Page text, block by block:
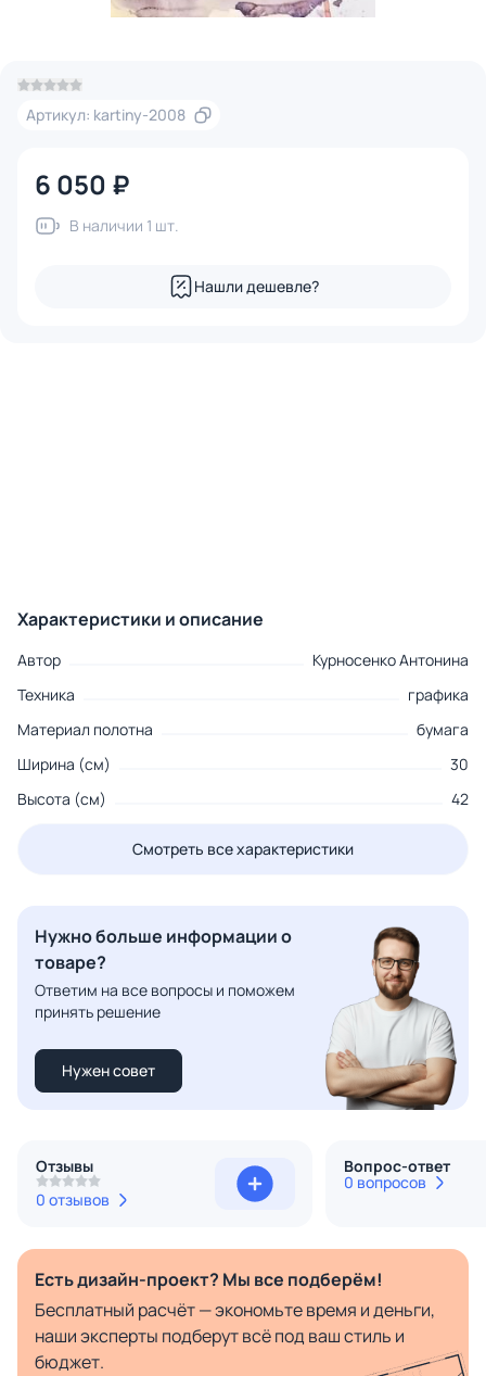
Артикул: kartiny-2008
6 050 ₽
В наличии 1 шт.
Нашли дешевле?
Характеристики и описание
Автор
Курносенко Антонина
Техника
графика
Материал полотна
бумага
Ширина (см)
30
Высота (см)
42
Смотреть все характеристики
Нужно больше информации о
товаре?
Ответим на все вопросы и поможем
принять решение
Нужен совет
Отзывы
0 отзывов
Вопрос-ответ
0 вопросов
Есть дизайн-проект? Мы все подберём!
Бесплатный расчёт — экономьте время и деньги,
наши эксперты подберут всё под ваш стиль и
бюджет.